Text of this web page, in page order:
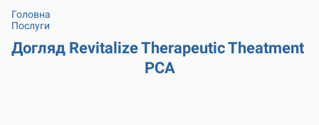
Головна
Послуги
Догляд Revitalize Therapeutic Theatment
PCA